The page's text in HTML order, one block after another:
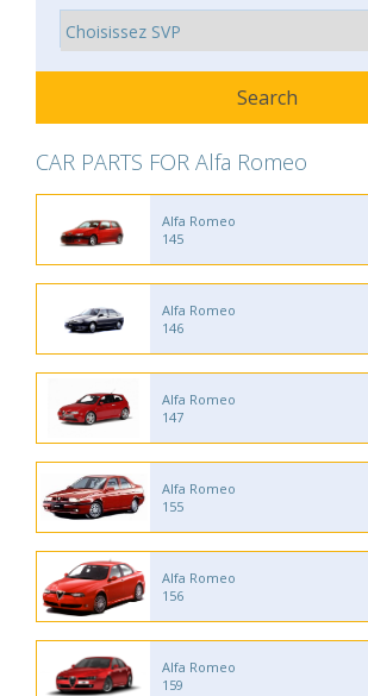
CAR PARTS FOR Alfa Romeo
Alfa Romeo
145
Alfa Romeo
146
Alfa Romeo
147
Alfa Romeo
155
Alfa Romeo
156
Alfa Romeo
159